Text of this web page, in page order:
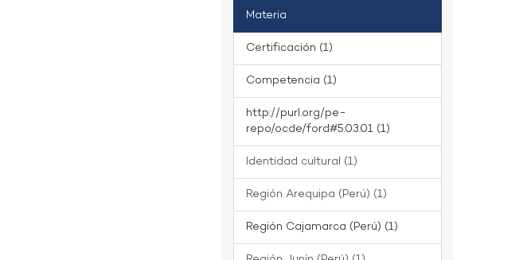
Materia
Certificación (1)
Competencia (1)
http://purl.org/pe-
repo/ocde/ford#5.03.01 (1)
Identidad cultural (1)
Región Arequipa (Perú) (1)
Región Cajamarca (Perú) (1)